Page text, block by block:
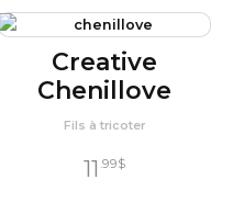
Creative
Chenillove
Fils à tricoter
11 .99$